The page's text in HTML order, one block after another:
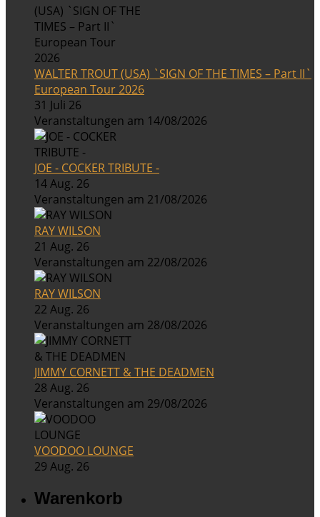
WALTER TROUT (USA) `SIGN OF THE TIMES – Part II`
European Tour 2026
31 Juli 26
Veranstaltungen am 14/08/2026
JOE - COCKER TRIBUTE -
14 Aug. 26
Veranstaltungen am 21/08/2026
RAY WILSON
21 Aug. 26
Veranstaltungen am 22/08/2026
RAY WILSON
22 Aug. 26
Veranstaltungen am 28/08/2026
JIMMY CORNETT & THE DEADMEN
28 Aug. 26
Veranstaltungen am 29/08/2026
VOODOO LOUNGE
29 Aug. 26
Warenkorb